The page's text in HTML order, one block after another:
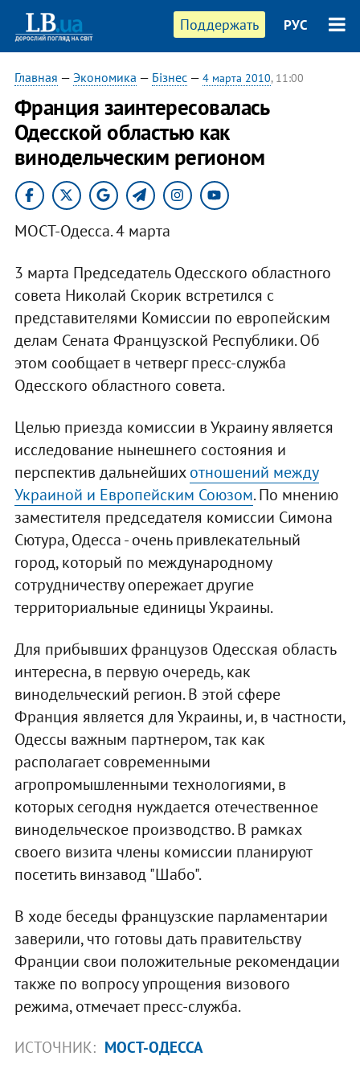
Поддержать РУС
Главная — Экономика — Бізнес— 4 марта 2010, 11:00
Франция заинтересовалась
Одесской областью как
винодельческим регионом
МОСТ-Одесса. 4 марта
3 марта Председатель Одесского областного
совета Николай Скорик встретился с
представителями Комиссии по европейским
делам Сената Французской Республики. Об
этом сообщает в четверг пресс-служба
Одесского областного совета.
Целью приезда комиссии в Украину является
исследование нынешнего состояния и
перспектив дальнейшихотношений между
Украиной и Европейским Союзом. По мнению
заместителя председателя комиссии Симона
Сютура, Одесса - очень привлекательный
город, который по международному
сотрудничеству опережает другие
территориальные единицы Украины.
Для прибывших французов Одесская область
интересна, в первую очередь, как
винодельческий регион. В этой сфере
Франция является для Украины, и, в частности,
Одессы важным партнером, так как
располагает современными
агропромышленными технологиями, в
которых сегодня нуждается отечественное
винодельческое производство. В рамках
своего визита члены комиссии планируют
посетить винзавод "Шабо".
В ходе беседы французские парламентарии
заверили, что готовы дать правительству
Франции свои положительные рекомендации
также по вопросу упрощения визового
режима, отмечает пресс-служба.
ИСТОЧНИК: МОСТ-ОДЕССА